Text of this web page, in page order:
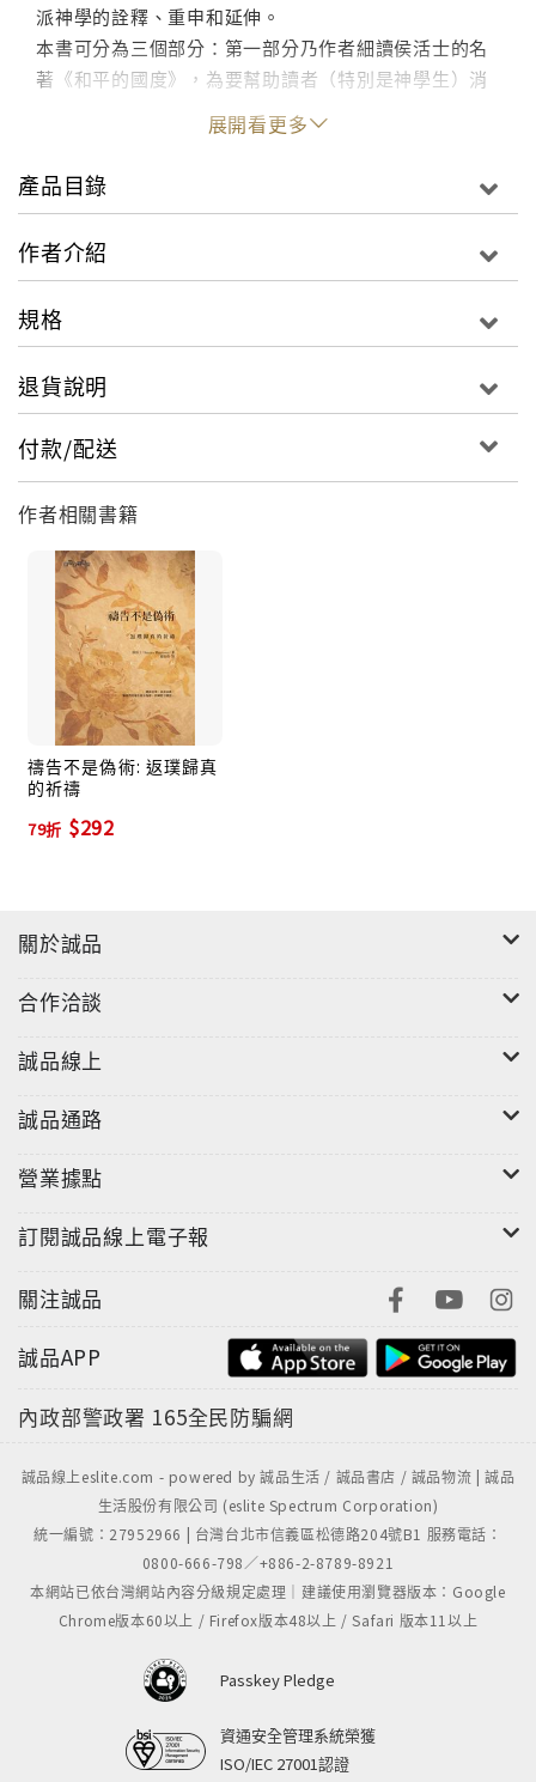
派神學的詮釋、重申和延伸。
本書可分為三個部分：第一部分乃作者細讀侯活士的名
著《和平的國度》，為要幫助讀者（特別是神學生）消
化侯活士這部「非系統」、「非典型」的代表作；第二
部分闡述教會與社會的關係：教會要活出她與世界分別
的「他者性」，是否要與社會完全分割、不問世事？信
仰是否只屬私人領域的事？進入公共，是否等於要放下
教會論對以上的問題作出疏解；第三部分主要探討三個
性戀」，以及「基督教選委十席」，作者以侯活士的神
理生活、牧養處境和政治見證的新角度。
展開看更多
產品目錄
作者介紹
規格
退貨說明
付款/配送
作者相關書籍
禱告不是偽術: 返璞歸真
的祈禱
79折 $292
關於誠品
合作洽談
誠品線上
誠品通路
營業據點
訂閱誠品線上電子報
關注誠品
誠品APP
內政部警政署 165全民防騙網
誠品線上eslite.com - powered by 誠品生活 / 誠品書店 / 誠品物流 | 誠品
生活股份有限公司 (eslite Spectrum Corporation)
統一編號：27952966 | 台灣台北市信義區松德路204號B1 服務電話：
0800-666-798／+886-2-8789-8921
本網站已依台灣網站內容分級規定處理｜建議使用瀏覽器版本：Google
Chrome版本60以上 / Firefox版本48以上 / Safari 版本11以上
Passkey Pledge
資通安全管理系統榮獲
ISO/IEC 27001認證